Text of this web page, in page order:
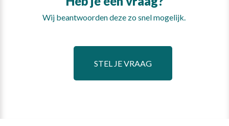
Wij beantwoorden deze zo snel mogelijk.
STEL JE VRAAG